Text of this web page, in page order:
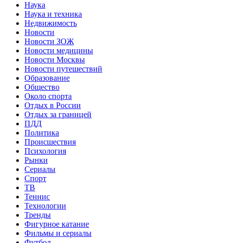
Наука
Наука и техника
Недвижимость
Новости
Новости ЗОЖ
Новости медицины
Новости Москвы
Новости путешествий
Образование
Общество
Около спорта
Отдых в России
Отдых за границей
ПДД
Политика
Происшествия
Психология
Рынки
Сериалы
Спорт
ТВ
Теннис
Технологии
Тренды
Фигурное катание
Фильмы и сериалы